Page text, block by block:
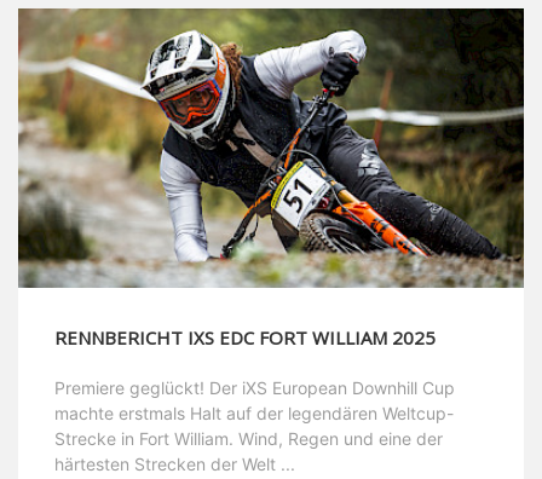
RENNBERICHT IXS EDC FORT WILLIAM 2025
Premiere geglückt! Der iXS European Downhill Cup
machte erstmals Halt auf der legendären Weltcup-
Strecke in Fort William. Wind, Regen und eine der
härtesten Strecken der Welt ...